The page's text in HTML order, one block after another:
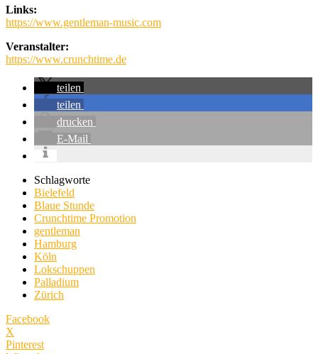
Links:
https://www.gentleman-music.com
Veranstalter:
https://www.crunchtime.de
teilen
teilen
drucken
E-Mail
Schlagworte
Bielefeld
Blaue Stunde
Crunchtime Promotion
gentleman
Hamburg
Köln
Lokschuppen
Palladium
Zürich
Facebook
X
Pinterest